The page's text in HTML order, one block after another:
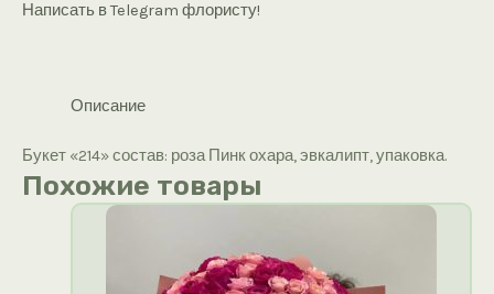
Написать в Telegram флористу!
Описание
Букет «214» состав: роза Пинк охара, эвкалипт, упаковка.
Похожие товары